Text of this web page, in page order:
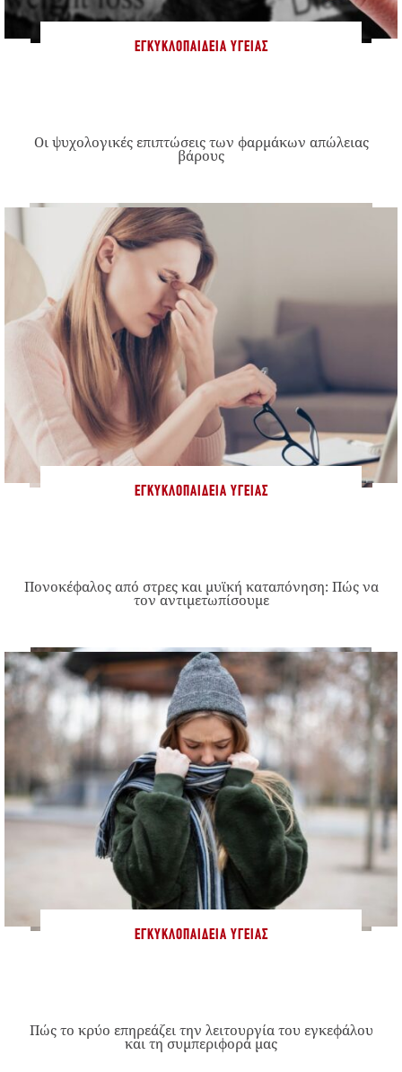
ΕΓΚΥΚΛΟΠΑΊΔΕΙΑ ΥΓΕΊΑΣ
Οι ψυχολογικές επιπτώσεις των φαρμάκων απώλειας
βάρους
ΕΓΚΥΚΛΟΠΑΊΔΕΙΑ ΥΓΕΊΑΣ
Πονοκέφαλος από στρες και μυϊκή καταπόνηση: Πώς να
τον αντιμετωπίσουμε
ΕΓΚΥΚΛΟΠΑΊΔΕΙΑ ΥΓΕΊΑΣ
Πώς το κρύο επηρεάζει την λειτουργία του εγκεφάλου
και τη συμπεριφορά μας